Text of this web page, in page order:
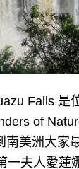
Falls 是
of
南美洲大家
一夫人愛蓮